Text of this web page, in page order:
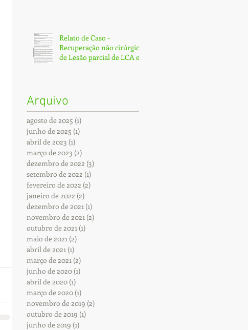
Relato de Caso -
Recuperação não cirúrgica
de Lesão parcial de LCA e
Arquivo
agosto de 2025 (1)
junho de 2025 (1)
abril de 2023 (1)
março de 2023 (2)
dezembro de 2022 (3)
setembro de 2022 (1)
fevereiro de 2022 (2)
janeiro de 2022 (2)
dezembro de 2021 (1)
novembro de 2021 (2)
outubro de 2021 (1)
maio de 2021 (2)
abril de 2021 (1)
março de 2021 (2)
junho de 2020 (1)
abril de 2020 (1)
março de 2020 (1)
novembro de 2019 (2)
outubro de 2019 (1)
junho de 2019 (1)